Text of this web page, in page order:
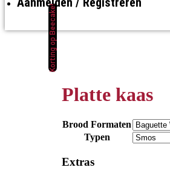
Korting op Beecake!
Platte kaas
Brood Formaten
Typen
Extras